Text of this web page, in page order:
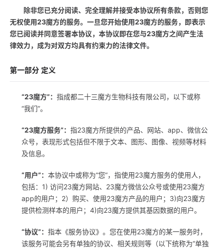
除非您已充分阅读、完全理解并接受本协议所有条款，否则您
无权使用23魔方的服务。一旦您开始使用23魔方的服务，即表示
您已阅读并同意签署本协议，本协议即在您与23魔方之间产生法
律效力，成为对双方均具有约束力的法律文件。
第一部分 定义
“23魔方”： 指成都二十三魔方生物科技有限公司，以下或称
“我们”。
“23魔方服务”： 指23魔方所提供的产品、网站、app、微信公
众号，表现形式包括但不限于文本、图形、图像、视频等材料
及信息。
“用户”： 本协议中或称为“您”，指使用23魔方服务的使用人，
包括：1) 访问23魔方网站、23魔方微信公众号或使用23魔方
app的用户；2）购买、使用23魔方产品的用户；3)向23魔方
提供检测样本的用户；4)向23魔方提供其基因数据的用户。
“协议”： 指本《服务协议》。您在使用23魔方的某一服务时，
该服务可能会另有单独的协议、相关规则等（以下统称为“单独